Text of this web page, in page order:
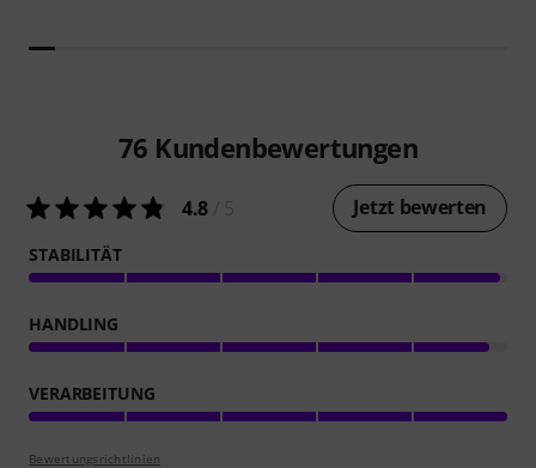
76 Kundenbewertungen
4.8 Jetzt bewerten
STABILITÄT
HANDLING
VERARBEITUNG
Bewertungsrichtlinien